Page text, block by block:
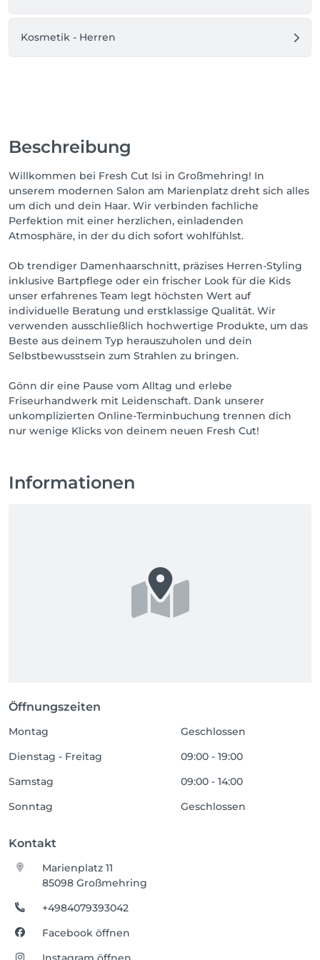
Kosmetik - Herren
Beschreibung
Willkommen bei Fresh Cut Isi in Großmehring! In
unserem modernen Salon am Marienplatz dreht sich alles
um dich und dein Haar. Wir verbinden fachliche
Perfektion mit einer herzlichen, einladenden
Atmosphäre, in der du dich sofort wohlfühlst.
Ob trendiger Damenhaarschnitt, präzises Herren-Styling
inklusive Bartpflege oder ein frischer Look für die Kids
unser erfahrenes Team legt höchsten Wert auf
individuelle Beratung und erstklassige Qualität. Wir
verwenden ausschließlich hochwertige Produkte, um das
Beste aus deinem Typ herauszuholen und dein
Selbstbewusstsein zum Strahlen zu bringen.
Gönn dir eine Pause vom Alltag und erlebe
Friseurhandwerk mit Leidenschaft. Dank unserer
unkomplizierten Online-Terminbuchung trennen dich
nur wenige Klicks von deinem neuen Fresh Cut!
Informationen
Öffnungszeiten
Montag
Geschlossen
Dienstag - Freitag
09:00 - 19:00
Samstag
09:00 - 14:00
Sonntag
Geschlossen
Kontakt
Marienplatz 11
85098 Großmehring
+4984079393042
Facebook öffnen